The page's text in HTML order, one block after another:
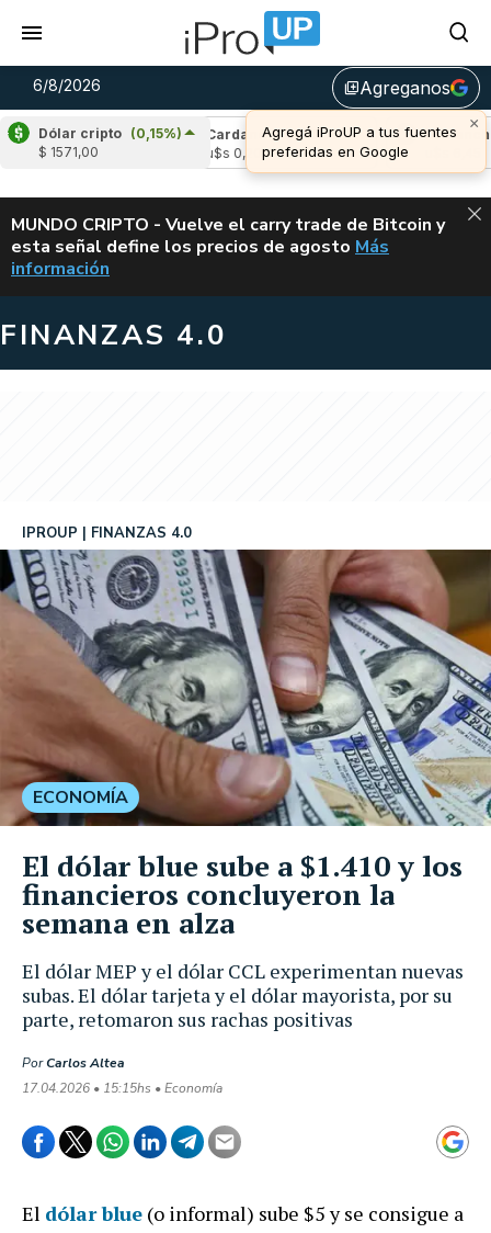
6/8/2026 library_addAgreganos
×
Agregá iProUP a tus fuentes
preferidas en Google
Dólar cripto (0,15%)
$ 1571,00
(-2,53%)
Cardano (5,05%)
u$s 0,20
Avalanche
u$s 6,45
ALERTA
MUNDO CRIPTO - Vuelve el carry trade de Bitcoin y
esta señal define los precios de agosto VUELVE EL
Más
información
FINANZAS 4.0
El dólar MEP y el dólar CCL experimentan nuevas
subas. El dólar tarjeta y el dólar mayorista, por su
parte, retomaron sus rachas positivas
IPROUP FINANZAS 4.0
PorCarlos Altea
17.04.2026 • 15:15hs • Economía
ECONOMÍA
El dólar blue sube a $1.410 y los
financieros concluyeron la
semana en alza
El dólar blue (o informal) sube $5 y se consigue a